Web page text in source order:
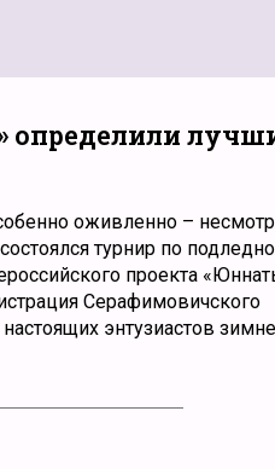
определили
оживленно –
турнир по
проекта
Серафимовичского
энтузиастов